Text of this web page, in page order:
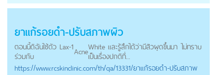
ยาแก้รอยดำ-ปรับสภาพผิว
ตอนนี้ดิฉันใช้ตัว Lax-1
ร่วมกับ
AcneWhite และรู้สึกได้ว่ามีสิวผุดขึ้นมา ไม่ทราบ
เป็นเรื่องปกติที่...
https://www.rcskinclinic.com/th/qa/13331/ยาแก้รอยดำ-ปรับสภาพ